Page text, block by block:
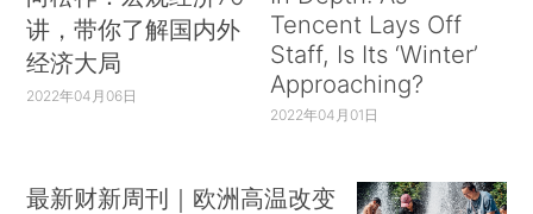
讲，带你了解国内外
经济大局
2022年04月06日
Tencent Lays Off
Staff, Is Its ‘Winter’
Approaching?
2022年04月01日
最新财新周刊｜欧洲高温改变